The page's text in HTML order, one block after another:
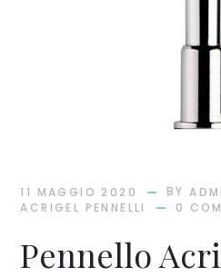
11 MAGGIO 2020 BY
ACRIGEL PENNELLI
0
Pennello